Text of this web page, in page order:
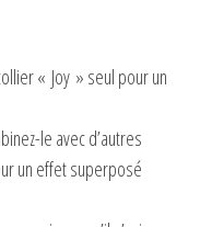
« Joy » seul pour un
le avec d’autres
un effet superposé